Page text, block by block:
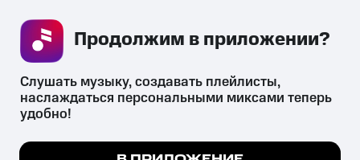
СКАЧАТЬ ПРИЛОЖЕНИЕ
психотропных веществ, их аналогов причиняет вред здоровью,
Мы используем куки, чтобы на сайте все
Слушать музыку, создавать плейлисты,
наслаждаться персональными миксами теперь
удобно!